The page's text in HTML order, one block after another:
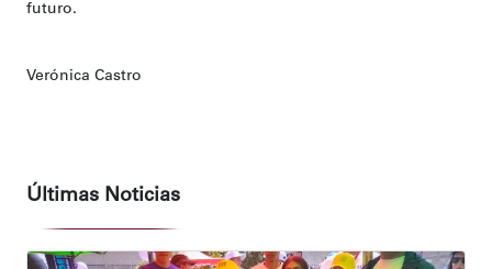
futuro.
Verónica Castro
Últimas Noticias